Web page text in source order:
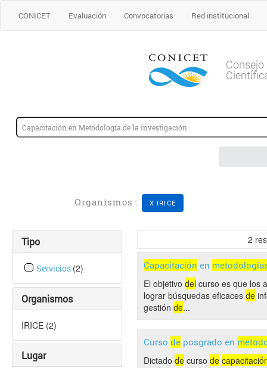
CONICET Evaluación Convocatorias Red institucional
Organismos : X IRICE
Tipo
Servicios (2)
Organismos
IRICE (2)
Lugar
2
Capacitación en
El objetivo del curso es que los
lograr búsquedas eficaces de
gestión de...
Curso de posgrado en
Dictado de curso de